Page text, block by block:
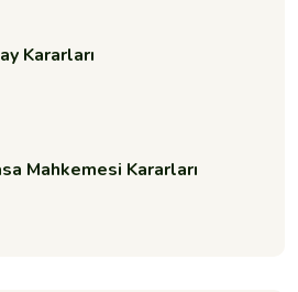
Kararları
Mahkemesi Kararları